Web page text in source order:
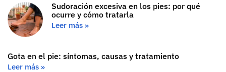
Sudoración excesiva en los pies: por qué
ocurre y cómo tratarla
Leer más »
Gota en el pie: síntomas, causas y tratamiento
Leer más »